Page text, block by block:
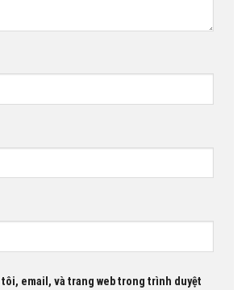
tôi, email, và trang web trong trình duyệt